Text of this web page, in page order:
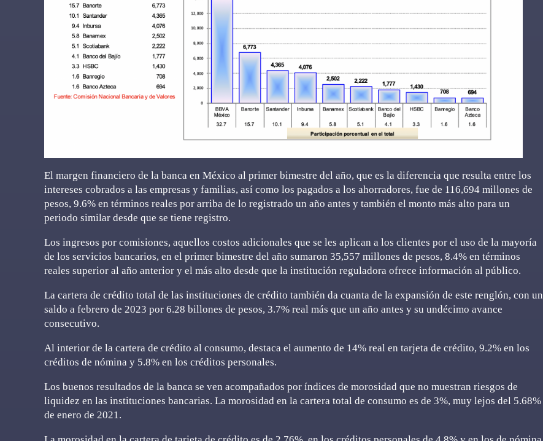
El margen financiero de la banca en México al primer bimestre del año, que es la diferencia que resulta entre los
intereses cobrados a las empresas y familias, así como los pagados a los ahorradores, fue de 116,694 millones de
pesos, 9.6% en términos reales por arriba de lo registrado un año antes y también el monto más alto para un
periodo similar desde que se tiene registro.
Los ingresos por comisiones, aquellos costos adicionales que se les aplican a los clientes por el uso de la mayoría
de los servicios bancarios, en el primer bimestre del año sumaron 35,557 millones de pesos, 8.4% en términos
reales superior al año anterior y el más alto desde que la institución reguladora ofrece información al público.
La cartera de crédito total de las instituciones de crédito también da cuanta de la expansión de este renglón, con un
saldo a febrero de 2023 por 6.28 billones de pesos, 3.7% real más que un año antes y su undécimo avance
consecutivo.
Al interior de la cartera de crédito al consumo, destaca el aumento de 14% real en tarjeta de crédito, 9.2% en los
créditos de nómina y 5.8% en los créditos personales.
Los buenos resultados de la banca se ven acompañados por índices de morosidad que no muestran riesgos de
liquidez en las instituciones bancarias. La morosidad en la cartera total de consumo es de 3%, muy lejos del 5.68%
de enero de 2021.